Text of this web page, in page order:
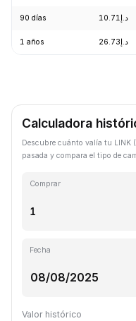
90 días د.إ10.71
1 años د.إ26.73
Calculadora
Descubre cuánto valía tu LINK
pasada y compara el tipo de
Comprar
Fecha
Valor histórico